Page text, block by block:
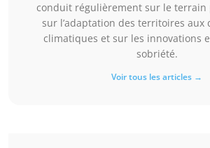
conduit régulièrement sur le
sur l’adaptation des territoires aux
climatiques et sur les innovations
sobriété.
Voir tous les articles →